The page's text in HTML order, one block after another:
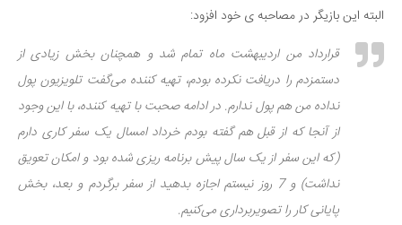
البته این بازیگر در مصاحبه ی خود افزود:
قرارداد من اردیبهشت ماه تمام شد و همچنان بخش زیادی از
دستمزدم را دریافت نکرده بودم، تهیه کننده می‌گفت تلویزیون پول
نداده من هم پول ندارم. در ادامه صحبت با تهیه کننده، با این وجود
از آنجا که از قبل هم گفته بودم خرداد امسال یک سفر کاری دارم
(که این سفر از یک سال پیش برنامه ریزی شده بود و امکان تعویق
نداشت) و 7 روز نیستم اجازه بدهید از سفر برگردم و بعد، بخش
پایانی کار را تصویربرداری می‌کنیم.